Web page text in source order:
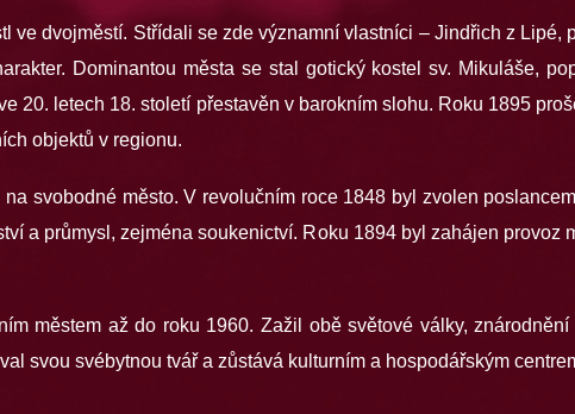
ve dvojměstí. Střídali se zde významní vlastníci – Jindřich z Lipé,
Dominantou města se stal gotický kostel sv. Mikuláše,
20. letech 18. století přestavěn v barokním slohu. Roku 1895
objektů v regionu.
svobodné město. V revolučním roce 1848 byl zvolen
a průmysl, zejména soukenictví. Roku 1894 byl zahájen provoz
městem až do roku 1960. Zažil obě světové války,
svou svébytnou tvář a zůstává kulturním a hospodářským